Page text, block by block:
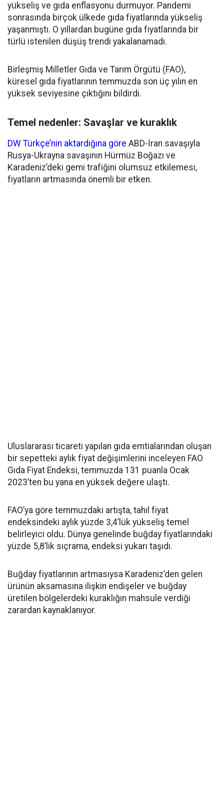
yükseliş ve gıda enflasyonu durmuyor. Pandemi
sonrasında birçok ülkede gıda fiyatlarında yükseliş
yaşanmıştı. O yıllardan bugüne gıda fiyatlarında bir
türlü istenilen düşüş trendi yakalanamadı.
Birleşmiş Milletler Gıda ve Tarım Örgütü (FAO),
küresel gıda fiyatlarının temmuzda son üç yılın en
yüksek seviyesine çıktığını bildirdi.
Temel nedenler: Savaşlar ve kuraklık
DW Türkçe’nin aktardığına göre ABD-İran savaşıyla
Rusya-Ukrayna savaşının Hürmüz Boğazı ve
Karadeniz’deki gemi trafiğini olumsuz etkilemesi,
fiyatların artmasında önemli bir etken.
Uluslararası ticareti yapılan gıda emtialarından oluşan
bir sepetteki aylık fiyat değişimlerini inceleyen FAO
Gıda Fiyat Endeksi, temmuzda 131 puanla Ocak
2023’ten bu yana en yüksek değere ulaştı.
FAO’ya göre temmuzdaki artışta, tahıl fiyat
endeksindeki aylık yüzde 3,4’lük yükseliş temel
belirleyici oldu. Dünya genelinde buğday fiyatlarındaki
yüzde 5,8’lik sıçrama, endeksi yukarı taşıdı.
Buğday fiyatlarının artmasıysa Karadeniz’den gelen
ürünün aksamasına ilişkin endişeler ve buğday
üretilen bölgelerdeki kuraklığın mahsule verdiği
zarardan kaynaklanıyor.